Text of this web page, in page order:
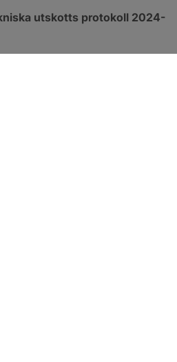
utskotts protokoll 2024-
501.6 kB, öppnas i nytt fönster.